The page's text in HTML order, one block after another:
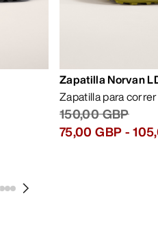
Zapatilla Norvan
Zapatilla para
150,00 GBP
75,00 GBP-